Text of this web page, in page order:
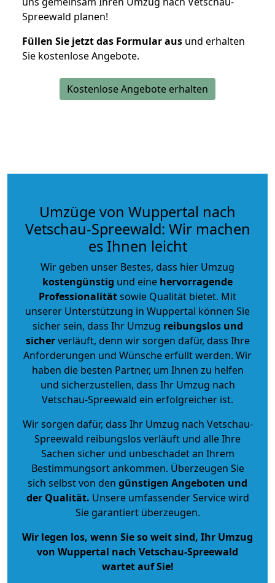
Spreewald planen!
Füllen Sie jetzt das Formular aus und erhalten
Sie kostenlose Angebote.
Kostenlose Angebote erhalten
Umzüge von Wuppertal nach
Vetschau-Spreewald: Wir machen
es Ihnen leicht
Wir geben unser Bestes, dass hier Umzug
kostengünstig und eine hervorragende
Professionalitätsowie Qualität bietet. Mit
unserer Unterstützung in Wuppertal können Sie
sicher sein, dass Ihr Umzug reibungslos und
sicherverläuft, denn wir sorgen dafür, dass Ihre
Anforderungen und Wünsche erfüllt werden. Wir
haben die besten Partner, um Ihnen zu helfen
und sicherzustellen, dass Ihr Umzug nach
Vetschau-Spreewald ein erfolgreicher ist.
Wir sorgen dafür, dass Ihr Umzug nach Vetschau-
Spreewald reibungslos verläuft und alle Ihre
Sachen sicher und unbeschadet an Ihrem
Bestimmungsort ankommen. Überzeugen Sie
sich selbst von den günstigen Angeboten und
der Qualität. Unsere umfassender Service wird
Sie garantiert überzeugen.
Wir legen los, wenn Sie so weit sind, Ihr Umzug
von Wuppertal nach Vetschau-Spreewald
wartet auf Sie!